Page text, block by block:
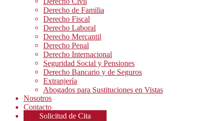
Derecho de Familia
Derecho Fiscal
Derecho Laboral
Derecho Mercantil
Derecho Penal
Derecho Internacional
Seguridad Social y Pensiones
Derecho Bancario y de Seguros
Extranjería
Abogados para Sustituciones en Vistas
Nosotros
Contacto
Solicitud de Cita